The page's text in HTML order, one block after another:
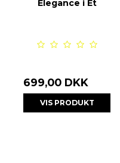
Elegance i Ét
699,00 DKK
VIS PRODUKT